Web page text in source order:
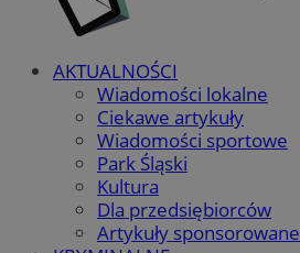
AKTUALNOŚCI
Wiadomości lokalne
Ciekawe artykuły
Wiadomości sportowe
Park Śląski
Kultura
Dla przedsiębiorców
Artykuły sponsorowane